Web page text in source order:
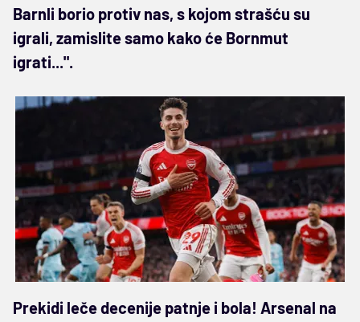
Barnli borio protiv nas, s kojom strašću su
igrali, zamislite samo kako će Bornmut
igrati...".
Prekidi leče decenije patnje i bola! Arsenal na